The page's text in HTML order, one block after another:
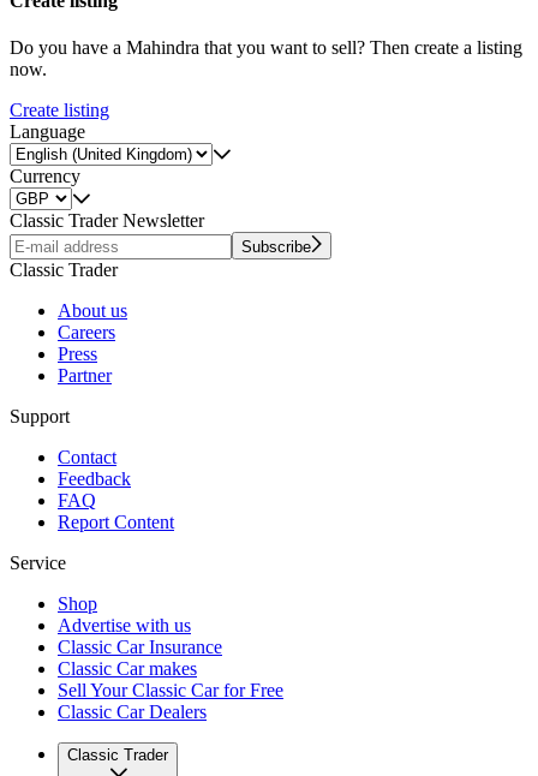
Do you have a Mahindra that you want to sell? Then create a listing
now.
Create listing
Language
Currency
Classic Trader Newsletter
Subscribe
Classic Trader
About us
Careers
Press
Partner
Support
Contact
Feedback
FAQ
Report Content
Service
Shop
Advertise with us
Classic Car Insurance
Classic Car makes
Sell Your Classic Car for Free
Classic Car Dealers
Classic Trader